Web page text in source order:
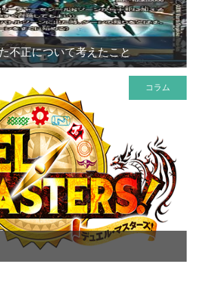
不正について考えたこと
コラム